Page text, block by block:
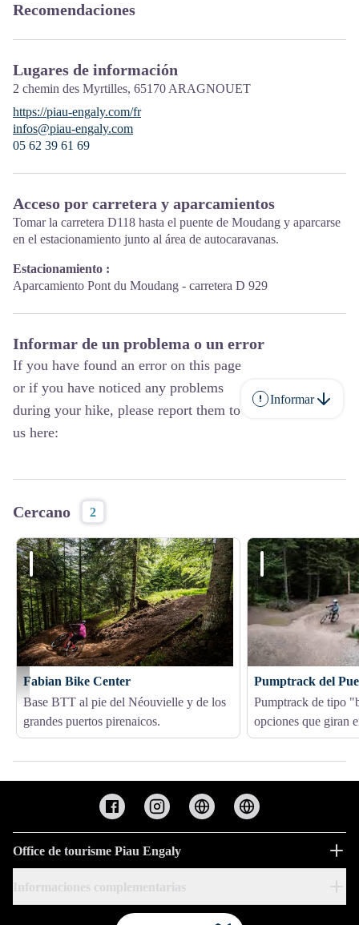
Recomendaciones
Lugares de información
2 chemin des Myrtilles, 65170 ARAGNOUET
https://piau-engaly.com/fr
infos@piau-engaly.com
05 62 39 61 69
Acceso por carretera y aparcamientos
Tomar la carretera D118 hasta el puente de Moudang y aparcarse
en el estacionamiento junto al área de autocaravanas.
Estacionamiento :
Aparcamiento Pont du Moudang - carretera D 929
Informar de un problema o un error
If you have found an error on this page
or if you have noticed any problems
during your hike, please report them to
us here:
Informar
Cercano 2
David Bergar
Fabian Bike Center
Base BTT al pie del Néouvielle y de los
grandes puertos pirenaicos.
Pumptrack del
Pumptrack de tipo
opciones que giran
Office de tourisme Piau Engaly
Informaciones complementarias